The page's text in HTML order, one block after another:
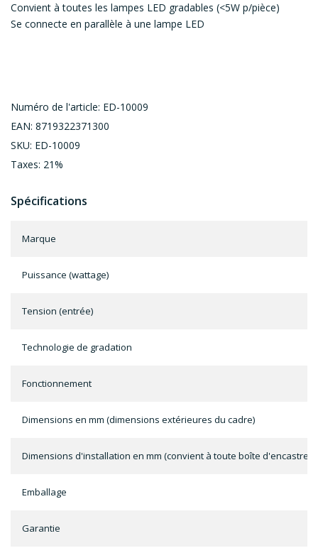
Convient à toutes les lampes LED gradables (<5W p/pièce)
Se connecte en parallèle à une lampe LED
Numéro de l'article: ED-10009
EAN: 8719322371300
SKU: ED-10009
Taxes: 21%
Spécifications
Marque
Puissance (wattage)
Tension (entrée)
Technologie de gradation
Fonctionnement
Dimensions en mm (dimensions extérieures du cadre)
Dimensions d'installation en mm (convient à toute boîte
Emballage
Garantie